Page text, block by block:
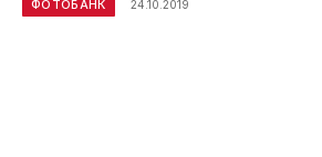
ФОТОБАНК 24.10.2019